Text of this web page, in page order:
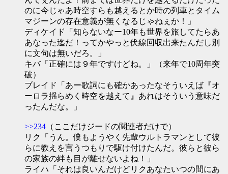
のに今じゃあ時空すらも越えるとか時の列車とタイム
マジーンの存在意義が無くなるじゃねぇか！」
ディケイド「知らないなー10年も世界を旅してたらあ
あなった迄だ！ってかやっと伏線回収出来たんだし別
に文句は無いだろ。」
キバ「正確には９年ですけどね。」（来年で10周年突
破）
ブレイド「あー歌詞にも確かあったなそういえば『オ
ーロラ揺らめく時空を越えて』あれはそういう意味だ
ったんだな。」
>>234 （ここだけジードの関連者だけで）
リク「うん。僕もようやく先輩ウルトラマンとして彼
らに教えを言うつもりで駆け付けたんだ。彼らと彼ら
の家族の絆も目が離せないよね！」
ライハ「それは良いんだけどリクあなたいつの間にあ